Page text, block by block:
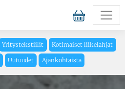
Yritystekstiilit Kotimaiset liikelahjat
Uutuudet Ajankohtaista